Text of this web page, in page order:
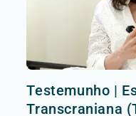
Testemunho |
Transcraniana